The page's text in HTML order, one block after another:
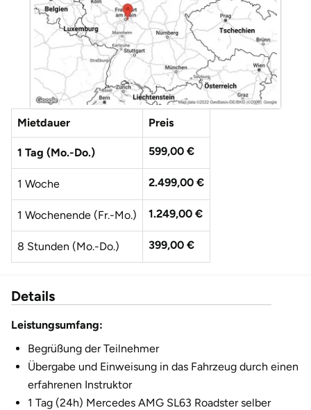
Mietdauer Preis
1 Tag (Mo.-Do.) 599,00 €
1 Woche 2.499,00 €
1 Wochenende (Fr.-Mo.) 1.249,00 €
8 Stunden (Mo.-Do.) 399,00 €
Details
Leistungsumfang:
Begrüßung der Teilnehmer
Übergabe und Einweisung in das Fahrzeug durch einen
erfahrenen Instruktor
1 Tag (24h) Mercedes AMG SL63 Roadster selber
Düsseldorf
Erfurt
Erlangen
Essen
Flensburg
Frankfurt am Main
Freiberg
Freiburg
Fürstenfeldbruck
Fürth
Geiselwind